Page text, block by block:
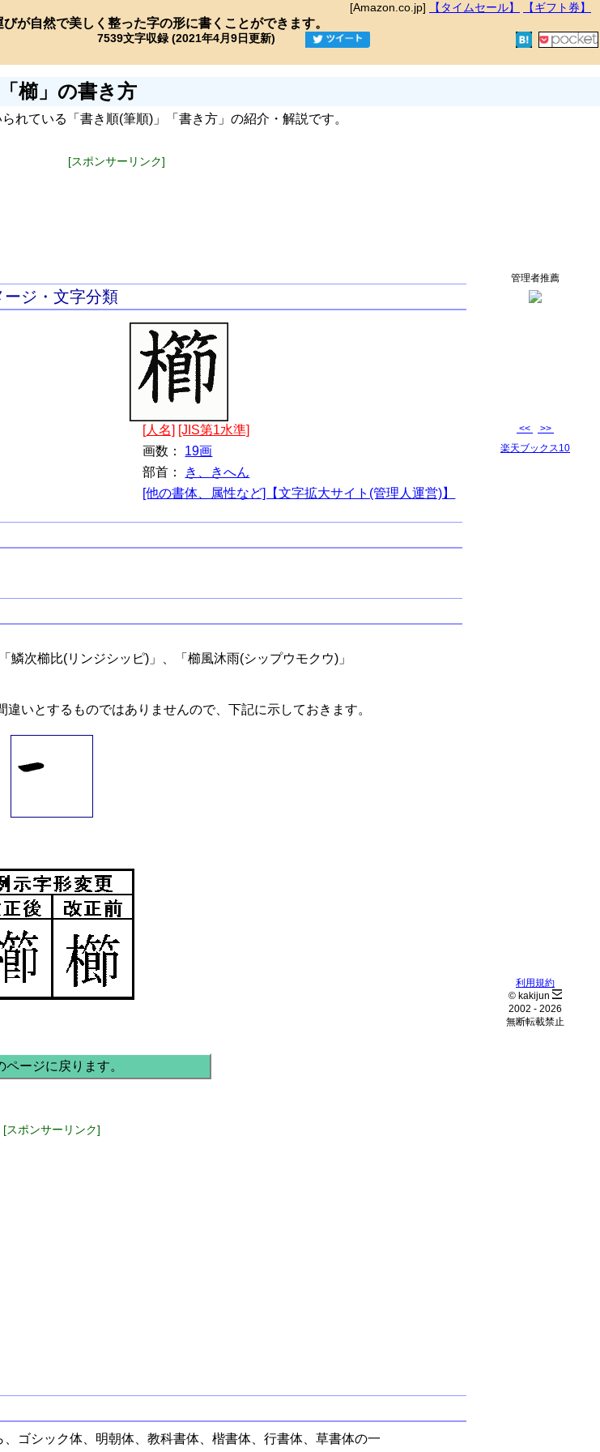
[Amazon.co.jp] 【タイムセール】 【ギフト券】
が自然で美しく整った字の形に書くことができます。
7539文字収録 (2021年4月9日更新)
「櫛」の書き方
れている「書き順(筆順)」「書き方」の紹介・解説です。
[スポンサーリンク]
ジ・文字分類
[人名] [JIS第1水準]
画数： 19画
部首： き、きへん
[他の書体、属性など]【文字拡大サイト(管理人運営)】
鱗次櫛比(リンジシッピ)」、「櫛風沐雨(シップウモクウ)」
いとするものではありませんので、下記に示しておきます。
ページに戻ります。
[スポンサーリンク]
ゴシック体、明朝体、教科書体、楷書体、行書体、草書体の一
管理者推薦
<<
>>
楽天ブックス10
利用規約
© kakijun
2002 - 2026
無断転載禁止